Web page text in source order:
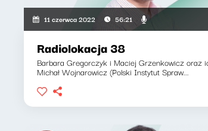
11 czerwca 2022 56:21
Radiolokacja 38
Barbara Gregorczyk i Maciej Grzenkowicz oraz
Michał Wojnarowicz (Polski Instytut Spraw...